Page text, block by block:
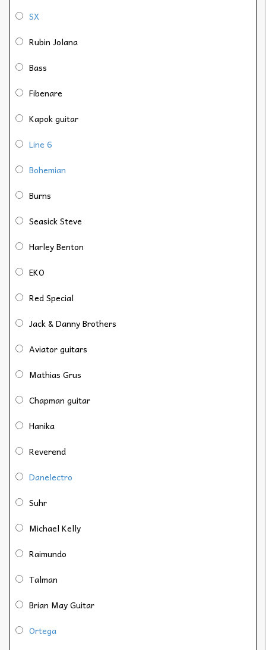
SX
Rubin Jolana
Bass
Fibenare
Kapok guitar
Line 6
Bohemian
Burns
Seasick Steve
Harley Benton
EKO
Red Special
Jack & Danny Brothers
Aviator guitars
Mathias Grus
Chapman guitar
Hanika
Reverend
Danelectro
Suhr
Michael Kelly
Raimundo
Talman
Brian May Guitar
Ortega